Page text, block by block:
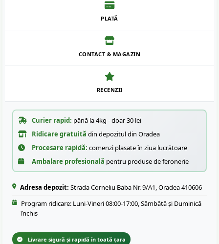
PLATĂ
CONTACT & MAGAZIN
RECENZII
Curier rapid: până la 4kg - doar 30 lei
Ridicare gratuită din depozitul din Oradea
Procesare rapidă: comenzi plasate în ziua lucrătoare
Ambalare profesională pentru produse de feronerie
Adresa depozit: Strada Corneliu Baba Nr. 9/A1, Oradea 410606
Program ridicare: Luni-Vineri 08:00-17:00, Sâmbătă și Duminică
închis
Livrare sigură și rapidă în toată țara